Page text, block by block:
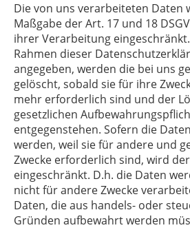
Die von uns verarbeiteten Daten
Maßgabe der Art. 17 und 18
ihrer Verarbeitung
Rahmen dieser
angegeben, werden die bei uns
gelöscht, sobald sie für ihre
mehr erforderlich sind und der
gesetzlichen
entgegenstehen. Sofern die
werden, weil sie für andere und
Zwecke erforderlich sind, wird
eingeschränkt. D.h. die Daten
nicht für andere Zwecke
Daten, die aus handels- oder
Gründen aufbewahrt werden